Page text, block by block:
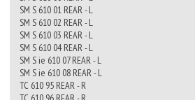
SM S 610 01 REAR - L
SM S 610 02 REAR - L
SM S 610 03 REAR - L
SM S 610 04 REAR - L
SM S ie 610 07 REAR - L
SM S ie 610 08 REAR - L
TC 610 95 REAR - R